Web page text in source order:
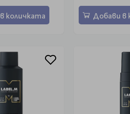
количката Добави в